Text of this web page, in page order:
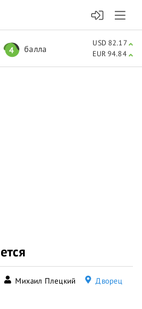
Михаил Плецкий
Дворец
4 балла
USD 82.17
EUR 94.84